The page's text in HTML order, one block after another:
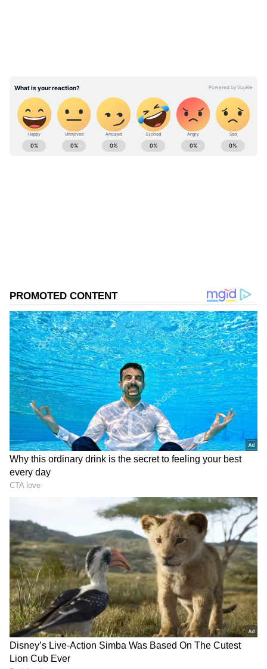
இந்துக்களுடைய வழிபாட்டு நாட்களில்
முக்கியத்துவம் வாய்ந்தது அமாவாசை.
இந்நாளில் முன்னோர் வழிபாடு, பித்ரு கடன்
போன்றவை ஏற்ற நாளாகும். நாளை
முன்னோருக்கு தர்ப்பணம் கொடுக்கலாம்.
இதையும் படிங்க:பெண்கள் இந்த மந்திரம்
உச்சரித்தால் தங்கம் தானாக தேடி வரும்!
வைகாசி அமாவாசை
ABOUT THE AUTHOR
DOWNLOAD APP